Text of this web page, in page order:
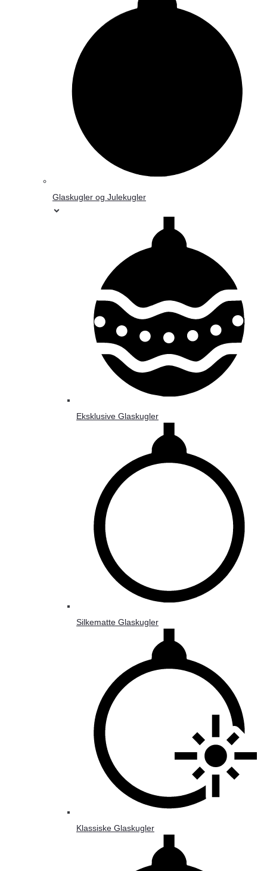
Glaskugler og Julekugler
Eksklusive Glaskugler
Silkematte Glaskugler
Klassiske Glaskugler